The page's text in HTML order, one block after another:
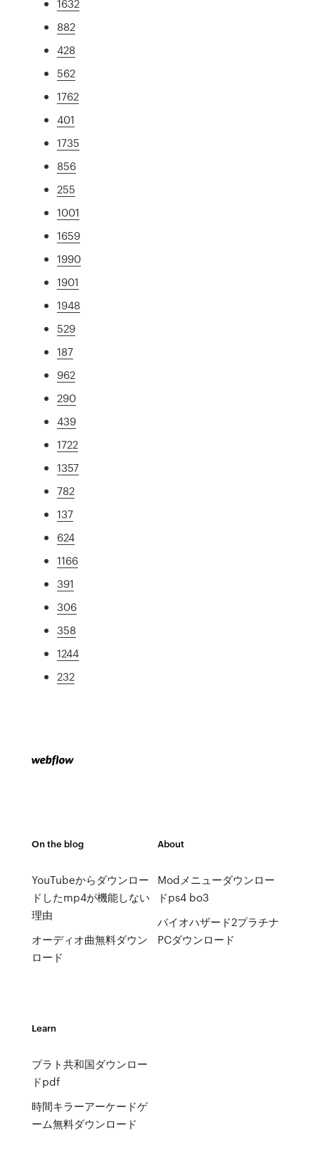
1632
882
428
562
1762
401
1735
856
255
1001
1659
1990
1901
1948
529
187
962
290
439
1722
1357
782
137
624
1166
391
306
358
1244
232
On the blog
YouTubeからダウンロー
ドしたmp4が機能しない
理由
オーディオ曲無料ダウン
ロード
About
Modメニューダウンロー
ドps4 bo3
バイオハザード2プラチナ
PCダウンロード
Learn
プラト共和国ダウンロー
ドpdf
時間キラーアーケードゲ
ーム無料ダウンロード